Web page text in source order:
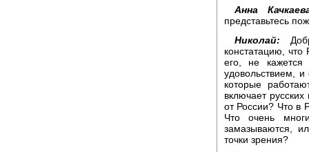
Анна
представьтесь
Николай:
констатацию,
его, не
удовольствием, и
которые
включает
от России? Что в
Что очень
замазываются,
точки зрения?